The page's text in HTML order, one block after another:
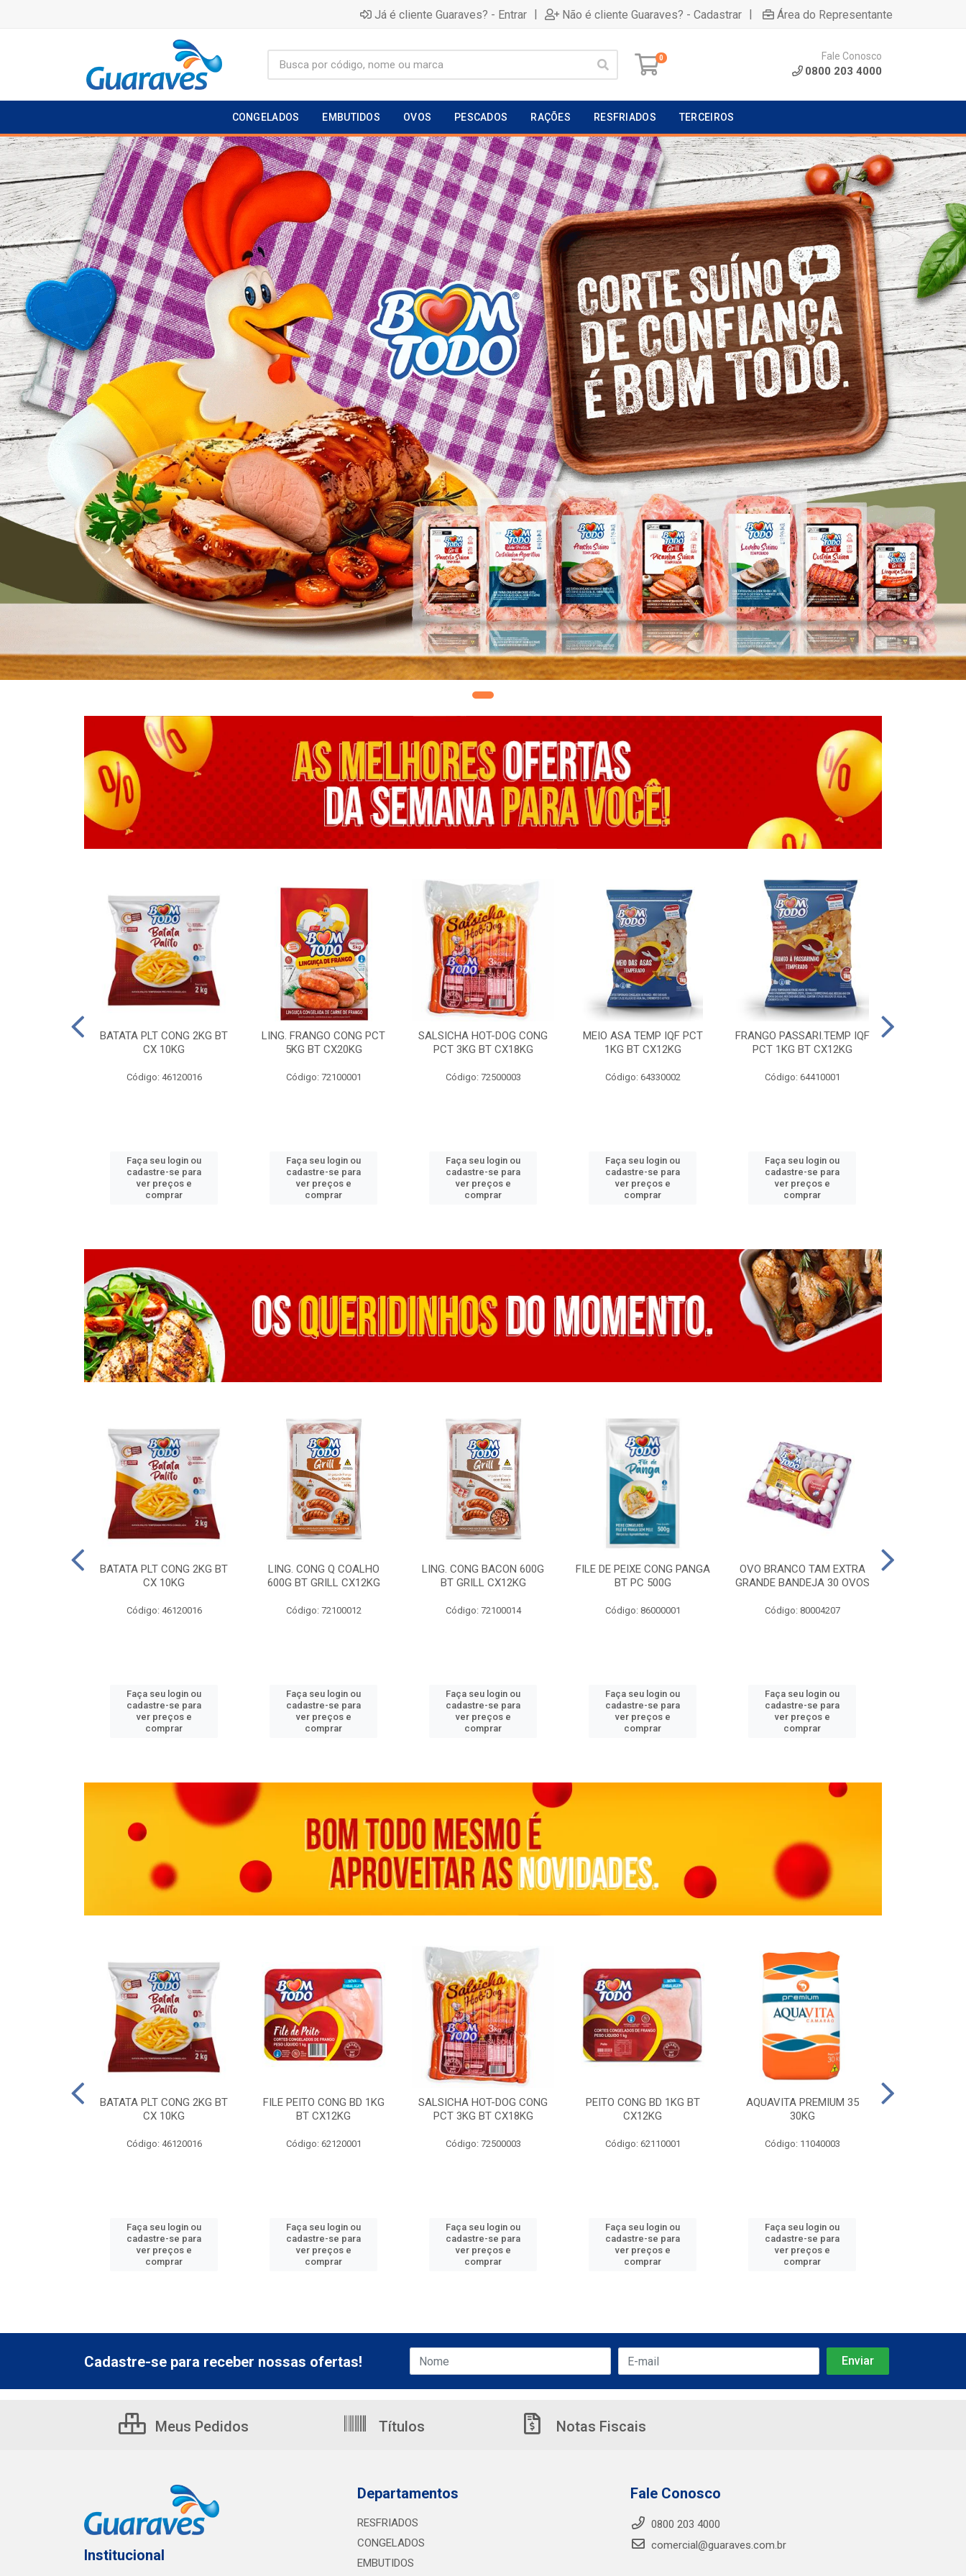
Já é cliente Guaraves? - Entrar | Não é cliente Guaraves? - Cadastrar | Área do Representante
0 Fale Conosco
0800 203 4000
CONGELADOS EMBUTIDOS OVOS PESCADOS RAÇÕES RESFRIADOS TERCEIROS
BATATA PLT CONG 2KG BT
CX 10KG
Código: 46120016
Faça seu login ou
cadastre-se para
ver preços e
comprar
LING. FRANGO CONG PCT
5KG BT CX20KG
Código: 72100001
Faça seu login ou
cadastre-se para
ver preços e
comprar
SALSICHA HOT-DOG CONG
PCT 3KG BT CX18KG
Código: 72500003
Faça seu login ou
cadastre-se para
ver preços e
comprar
MEIO ASA TEMP IQF PCT
1KG BT CX12KG
Código: 64330002
Faça seu login ou
cadastre-se para
ver preços e
comprar
FRANGO PASSARI.TEMP IQF
PCT 1KG BT CX12KG
Código: 64410001
Faça seu login ou
cadastre-se para
ver preços e
comprar
BATATA PLT CONG 2KG BT
CX 10KG
Código: 46120016
Faça seu login ou
cadastre-se para
ver preços e
comprar
LING. CONG Q COALHO
600G BT GRILL CX12KG
Código: 72100012
Faça seu login ou
cadastre-se para
ver preços e
comprar
LING. CONG BACON 600G
BT GRILL CX12KG
Código: 72100014
Faça seu login ou
cadastre-se para
ver preços e
comprar
FILE DE PEIXE CONG PANGA
BT PC 500G
Código: 86000001
Faça seu login ou
cadastre-se para
ver preços e
comprar
OVO BRANCO TAM EXTRA
GRANDE BANDEJA 30 OVOS
Código: 80004207
Faça seu login ou
cadastre-se para
ver preços e
comprar
BATATA PLT CONG 2KG BT
CX 10KG
Código: 46120016
Faça seu login ou
cadastre-se para
ver preços e
comprar
FILE PEITO CONG BD 1KG
BT CX12KG
Código: 62120001
Faça seu login ou
cadastre-se para
ver preços e
comprar
SALSICHA HOT-DOG CONG
PCT 3KG BT CX18KG
Código: 72500003
Faça seu login ou
cadastre-se para
ver preços e
comprar
PEITO CONG BD 1KG BT
CX12KG
Código: 62110001
Faça seu login ou
cadastre-se para
ver preços e
comprar
AQUAVITA PREMIUM 35
30KG
Código: 11040003
Faça seu login ou
cadastre-se para
ver preços e
comprar
Cadastre-se para receber nossas ofertas!
Meus Pedidos Títulos Notas Fiscais
Institucional
Departamentos
RESFRIADOS
CONGELADOS
EMBUTIDOS
Fale Conosco
0800 203 4000
comercial@guaraves.com.br